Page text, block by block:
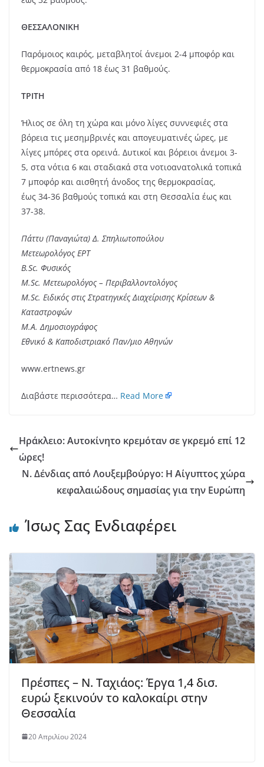
ΘΕΣΣΑΛΟΝΙΚΗ
Παρόμοιος καιρός, μεταβλητοί άνεμοι 2-4 μποφόρ και
θερμοκρασία από 18 έως 31 βαθμούς.
ΤΡΙΤΗ
Ήλιος σε όλη τη χώρα και μόνο λίγες συννεφιές στα
βόρεια τις μεσημβρινές και απογευματινές ώρες, με
λίγες μπόρες στα ορεινά. Δυτικοί και βόρειοι άνεμοι 3-
5, στα νότια 6 και σταδιακά στα νοτιοανατολικά τοπικά
7 μποφόρ και αισθητή άνοδος της θερμοκρασίας,
έως 34-36 βαθμούς τοπικά και στη Θεσσαλία έως και
37-38.
Πάττυ (Παναγιώτα) Δ. Σπηλιωτοπούλου
Μετεωρολόγος ΕΡΤ
B.Sc. Φυσικός
M.Sc. Μετεωρολόγος – Περιβαλλοντολόγος
M.Sc. Ειδικός στις Στρατηγικές Διαχείρισης Κρίσεων &
Καταστροφών
M.A. Δημοσιογράφος
Εθνικό & Καποδιστριακό Παν/μιο Αθηνών
www.ertnews.gr
Διαβάστε περισσότερα… Read More
Ηράκλειο: Αυτοκίνητο κρεμόταν σε γκρεμό επί 12
ώρες!
Ν. Δένδιας από Λουξεμβούργο: Η Αίγυπτος χώρα
κεφαλαιώδους σημασίας για την Ευρώπη
Ίσως Σας Ενδιαφέρει
Πρέσπες – Ν. Ταχιάος: Έργα 1,4 δισ.
ευρώ ξεκινούν το καλοκαίρι στην
Θεσσαλία
20 Απριλίου 2024